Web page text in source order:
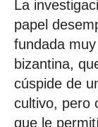
La
papel
fundada
bizantina,
cúspide de
cultivo, pero
que le